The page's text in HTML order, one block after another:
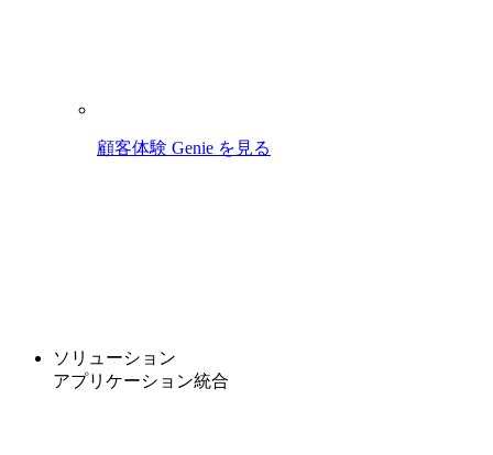
顧客体験 Genie を見る
ソリューション
アプリケーション統合